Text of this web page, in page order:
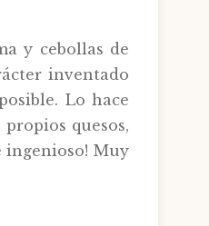
y cebollas de
inventado
Lo hace
quesos,
ingenioso! Muy